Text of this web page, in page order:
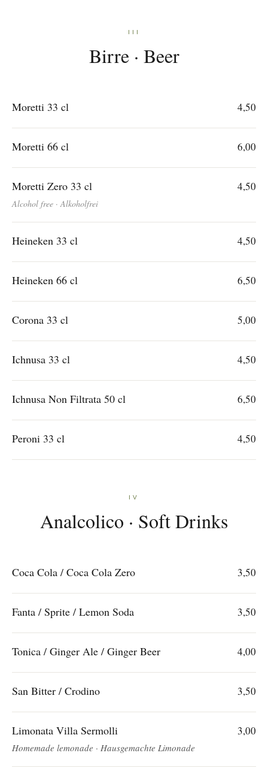
III
Birre · Beer
Moretti 33 cl 4,50
Moretti 66 cl 6,00
Moretti Zero 33 cl
Alcohol free · Alkoholfrei
4,50
Heineken 33 cl 4,50
Heineken 66 cl 6,50
Corona 33 cl 5,00
Ichnusa 33 cl 4,50
Ichnusa Non Filtrata 50 cl 6,50
Peroni 33 cl 4,50
IV
Analcolico · Soft Drinks
Coca Cola / Coca Cola Zero 3,50
Fanta / Sprite / Lemon Soda 3,50
Tonica / Ginger Ale / Ginger Beer 4,00
San Bitter / Crodino 3,50
Limonata Villa Sermolli
Homemade lemonade · Hausgemachte Limonade
3,00